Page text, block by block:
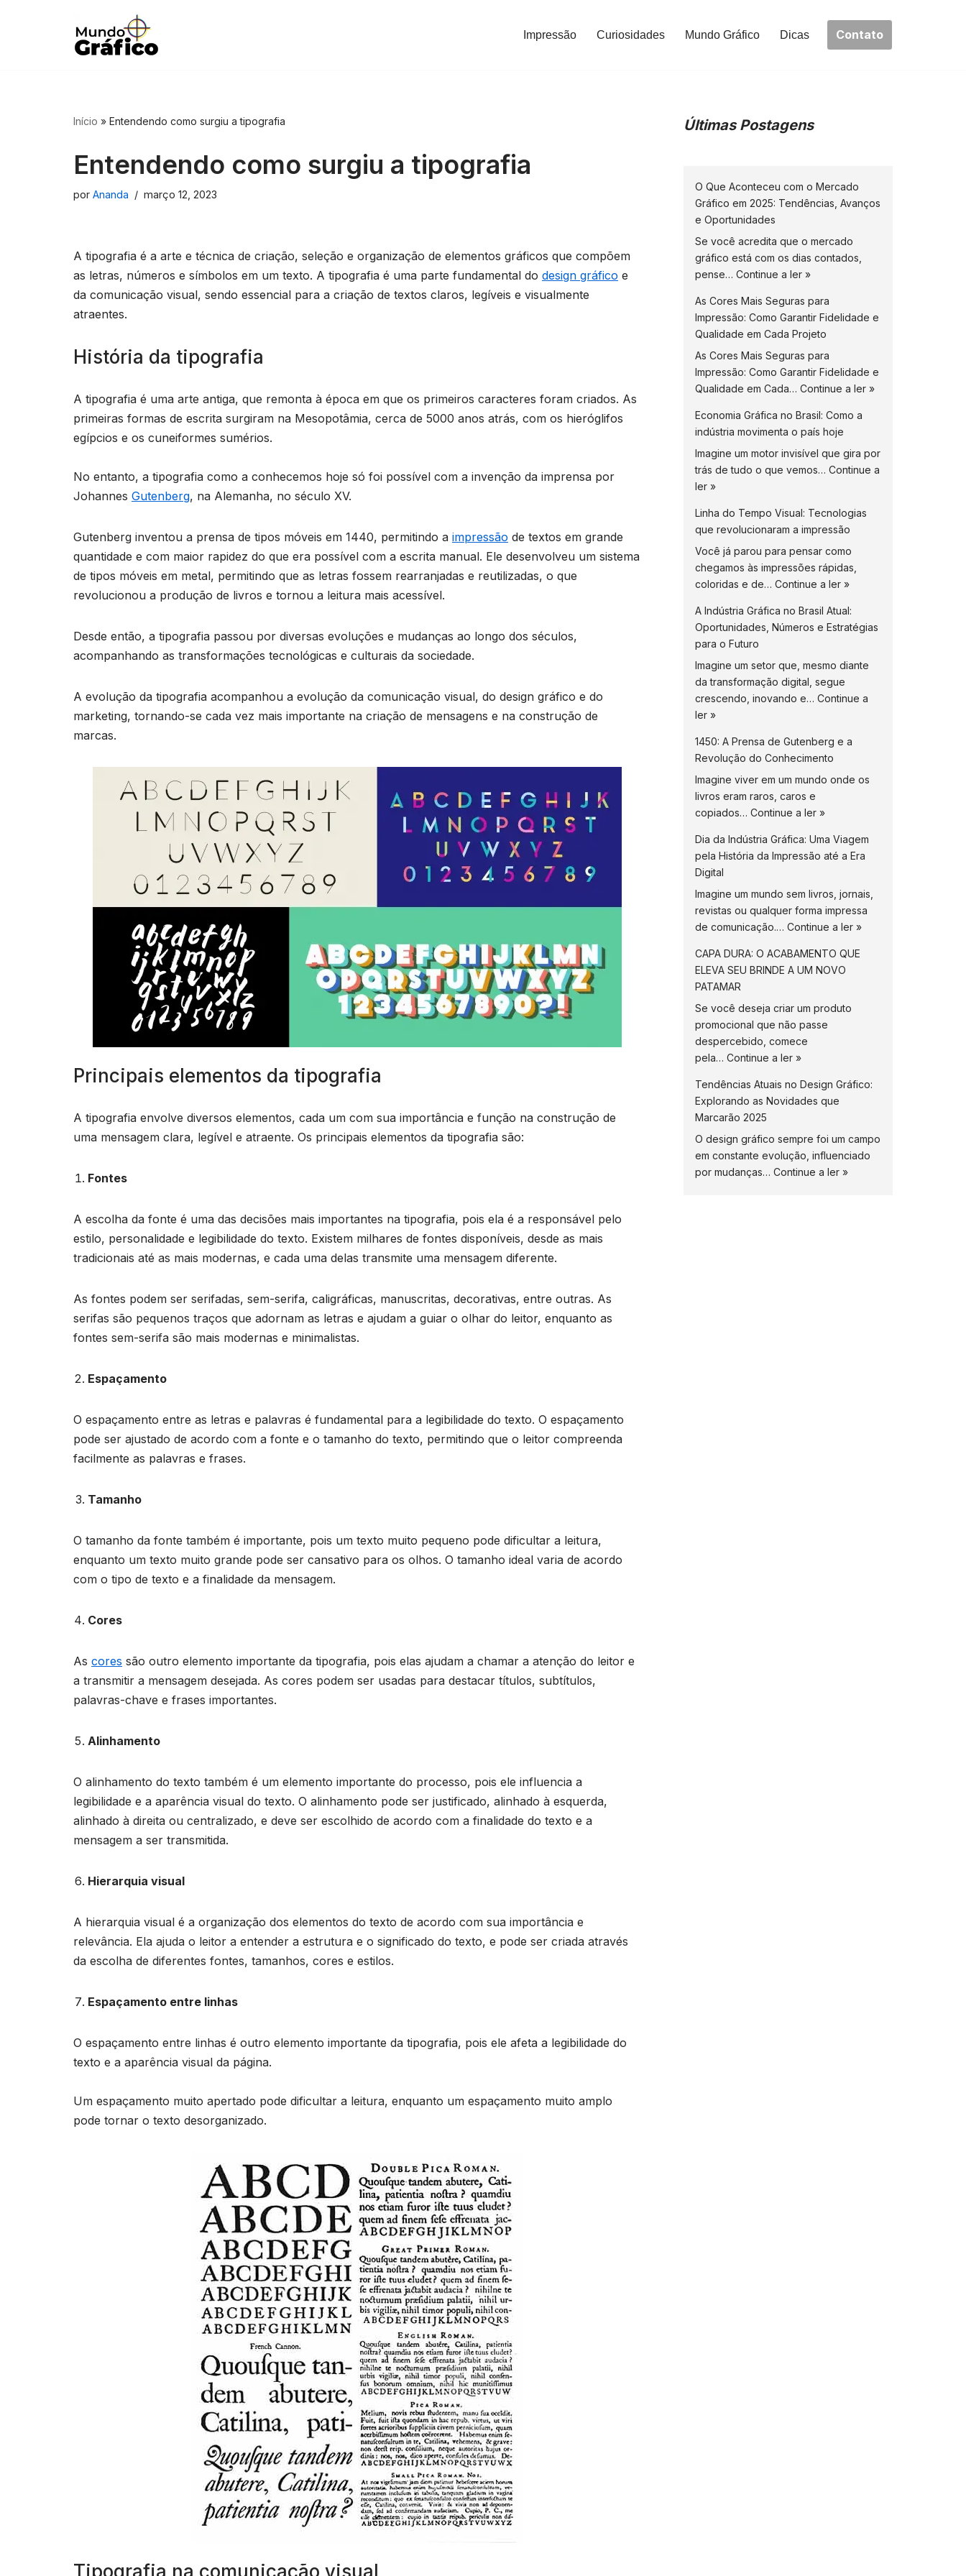
Impressão Curiosidades Mundo Gráfico Dicas Contato
Início » Entendendo como surgiu a tipografia
Entendendo como surgiu a tipografia
por Ananda março 12, 2023
A tipografia é a arte e técnica de criação, seleção e organização de elementos gráficos que compõem
as letras, números e símbolos em um texto. A tipografia é uma parte fundamental do design gráfico e
da comunicação visual, sendo essencial para a criação de textos claros, legíveis e visualmente
atraentes.
História da tipografia
A tipografia é uma arte antiga, que remonta à época em que os primeiros caracteres foram criados. As
primeiras formas de escrita surgiram na Mesopotâmia, cerca de 5000 anos atrás, com os hieróglifos
egípcios e os cuneiformes sumérios.
No entanto, a tipografia como a conhecemos hoje só foi possível com a invenção da imprensa por
Johannes Gutenberg, na Alemanha, no século XV.
Gutenberg inventou a prensa de tipos móveis em 1440, permitindo a impressão de textos em grande
quantidade e com maior rapidez do que era possível com a escrita manual. Ele desenvolveu um sistema
de tipos móveis em metal, permitindo que as letras fossem rearranjadas e reutilizadas, o que
revolucionou a produção de livros e tornou a leitura mais acessível.
Desde então, a tipografia passou por diversas evoluções e mudanças ao longo dos séculos,
acompanhando as transformações tecnológicas e culturais da sociedade.
A evolução da tipografia acompanhou a evolução da comunicação visual, do design gráfico e do
marketing, tornando-se cada vez mais importante na criação de mensagens e na construção de
marcas.
Principais elementos da tipografia
A tipografia envolve diversos elementos, cada um com sua importância e função na construção de
uma mensagem clara, legível e atraente. Os principais elementos da tipografia são:
Fontes
A escolha da fonte é uma das decisões mais importantes na tipografia, pois ela é a responsável pelo
estilo, personalidade e legibilidade do texto. Existem milhares de fontes disponíveis, desde as mais
tradicionais até as mais modernas, e cada uma delas transmite uma mensagem diferente.
As fontes podem ser serifadas, sem-serifa, caligráficas, manuscritas, decorativas, entre outras. As
serifas são pequenos traços que adornam as letras e ajudam a guiar o olhar do leitor, enquanto as
fontes sem-serifa são mais modernas e minimalistas.
Espaçamento
O espaçamento entre as letras e palavras é fundamental para a legibilidade do texto. O espaçamento
pode ser ajustado de acordo com a fonte e o tamanho do texto, permitindo que o leitor compreenda
facilmente as palavras e frases.
Tamanho
O tamanho da fonte também é importante, pois um texto muito pequeno pode dificultar a leitura,
enquanto um texto muito grande pode ser cansativo para os olhos. O tamanho ideal varia de acordo
com o tipo de texto e a finalidade da mensagem.
Cores
As cores são outro elemento importante da tipografia, pois elas ajudam a chamar a atenção do leitor e
a transmitir a mensagem desejada. As cores podem ser usadas para destacar títulos, subtítulos,
palavras-chave e frases importantes.
Alinhamento
O alinhamento do texto também é um elemento importante do processo, pois ele influencia a
legibilidade e a aparência visual do texto. O alinhamento pode ser justificado, alinhado à esquerda,
alinhado à direita ou centralizado, e deve ser escolhido de acordo com a finalidade do texto e a
mensagem a ser transmitida.
Hierarquia visual
A hierarquia visual é a organização dos elementos do texto de acordo com sua importância e
relevância. Ela ajuda o leitor a entender a estrutura e o significado do texto, e pode ser criada através
da escolha de diferentes fontes, tamanhos, cores e estilos.
Espaçamento entre linhas
O espaçamento entre linhas é outro elemento importante da tipografia, pois ele afeta a legibilidade do
texto e a aparência visual da página.
Um espaçamento muito apertado pode dificultar a leitura, enquanto um espaçamento muito amplo
pode tornar o texto desorganizado.
Tipografia na comunicação visual
Últimas Postagens
O Que Aconteceu com o Mercado
Gráfico em 2025: Tendências, Avanços
e Oportunidades
Se você acredita que o mercado
gráfico está com os dias contados,
pense… Continue a ler »
As Cores Mais Seguras para
Impressão: Como Garantir Fidelidade e
Qualidade em Cada Projeto
As Cores Mais Seguras para
Impressão: Como Garantir Fidelidade e
Qualidade em Cada… Continue a ler »
Economia Gráfica no Brasil: Como a
indústria movimenta o país hoje
Imagine um motor invisível que gira por
trás de tudo o que vemos… Continue a
ler »
Linha do Tempo Visual: Tecnologias
que revolucionaram a impressão
Você já parou para pensar como
chegamos às impressões rápidas,
coloridas e de… Continue a ler »
A Indústria Gráfica no Brasil Atual:
Oportunidades, Números e Estratégias
para o Futuro
Imagine um setor que, mesmo diante
da transformação digital, segue
crescendo, inovando e… Continue a
ler »
1450: A Prensa de Gutenberg e a
Revolução do Conhecimento
Imagine viver em um mundo onde os
livros eram raros, caros e
copiados… Continue a ler »
Dia da Indústria Gráfica: Uma Viagem
pela História da Impressão até a Era
Digital
Imagine um mundo sem livros, jornais,
revistas ou qualquer forma impressa
de comunicação.… Continue a ler »
CAPA DURA: O ACABAMENTO QUE
ELEVA SEU BRINDE A UM NOVO
PATAMAR
Se você deseja criar um produto
promocional que não passe
despercebido, comece
pela… Continue a ler »
Tendências Atuais no Design Gráfico:
Explorando as Novidades que
Marcarão 2025
O design gráfico sempre foi um campo
em constante evolução, influenciado
por mudanças… Continue a ler »